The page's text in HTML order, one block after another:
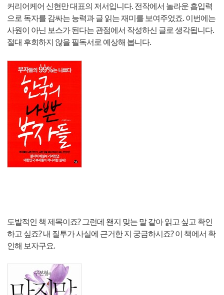
커리어케어 신현만 대표의 저서입니다. 전작에서 놀라운 흡입력
으로 독자를 감싸는 능력과 글 읽는 재미를 보여주었죠. 이번에는
사원이 아닌 보스가 된다는 관점에서 작성하신 글로 생각됩니다.
절대 후회하지 않을 필독서로 예상해 봅니다.
도발적인 책 제목이죠? 그런데 왠지 맞는 말 같아 읽고 싶고 확인
하고 싶죠? 내 질투가 사실에 근거한 지 궁금하시죠? 이 책에서 확
인해 보자구요.